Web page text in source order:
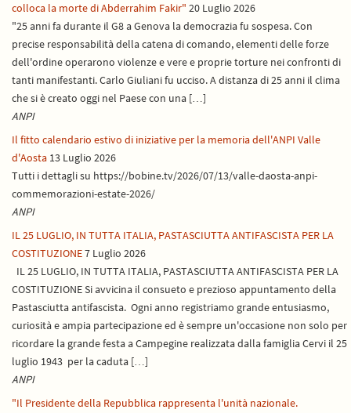
colloca la morte di Abderrahim Fakir" 20 Luglio 2026
"25 anni fa durante il G8 a Genova la democrazia fu sospesa. Con
precise responsabilità della catena di comando, elementi delle forze
dell'ordine operarono violenze e vere e proprie torture nei confronti di
tanti manifestanti. Carlo Giuliani fu ucciso. A distanza di 25 anni il clima
che si è creato oggi nel Paese con una […]
ANPI
Il fitto calendario estivo di iniziative per la memoria dell'ANPI Valle
d'Aosta 13 Luglio 2026
Tutti i dettagli su https://bobine.tv/2026/07/13/valle-daosta-anpi-
commemorazioni-estate-2026/
ANPI
IL 25 LUGLIO, IN TUTTA ITALIA, PASTASCIUTTA ANTIFASCISTA PER LA
COSTITUZIONE7 Luglio 2026
IL 25 LUGLIO, IN TUTTA ITALIA, PASTASCIUTTA ANTIFASCISTA PER LA
COSTITUZIONE Si avvicina il consueto e prezioso appuntamento della
Pastasciutta antifascista. Ogni anno registriamo grande entusiasmo,
curiosità e ampia partecipazione ed è sempre un'occasione non solo per
ricordare la grande festa a Campegine realizzata dalla famiglia Cervi il 25
luglio 1943 per la caduta […]
ANPI
"Il Presidente della Repubblica rappresenta l'unità nazionale.